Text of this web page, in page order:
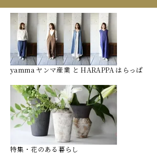
yamma ヤンマ産業 と HARAPPA はらっぱ
特集・花のある暮らし